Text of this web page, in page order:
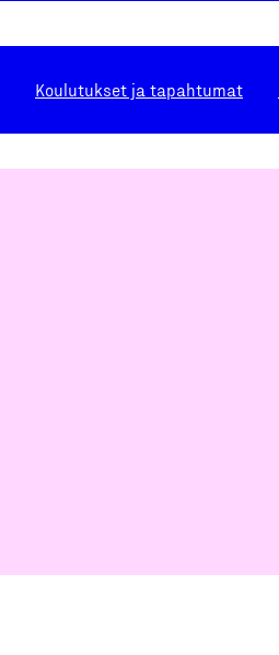
Koulutukset ja tapahtumat